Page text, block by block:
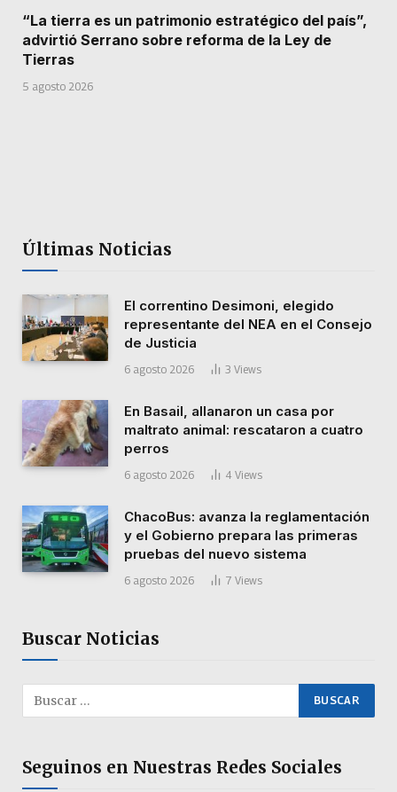
“La tierra es un patrimonio estratégico del país”,
advirtió Serrano sobre reforma de la Ley de
Tierras
5 agosto 2026
Últimas Noticias
El correntino Desimoni, elegido
representante del NEA en el Consejo
de Justicia
6 agosto 2026 3 Views
En Basail, allanaron un casa por
maltrato animal: rescataron a cuatro
perros
6 agosto 2026 4 Views
ChacoBus: avanza la reglamentación
y el Gobierno prepara las primeras
pruebas del nuevo sistema
6 agosto 2026 7 Views
Buscar Noticias
Seguinos en Nuestras Redes Sociales